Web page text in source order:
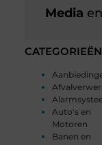
CATEGORIEËN
Auto's en
Motoren
Banen en
Media